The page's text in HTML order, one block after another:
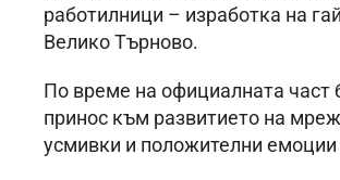
работилници – изработка на
Велико Търново.
По време на официалната част
принос към развитието на
усмивки и положителни